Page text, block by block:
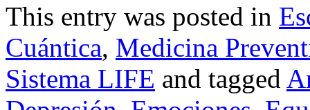
This entry was posted in
Cuántica, Medicina
Sistema LIFE and tagged